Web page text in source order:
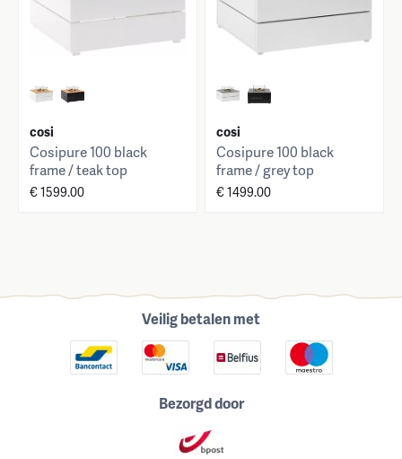
cosi
Cosipure 100 black
frame / teak top
€ 1599.00
cosi
Cosipure 100 black
frame / grey top
€ 1499.00
Veilig betalen met
Bezorgd door